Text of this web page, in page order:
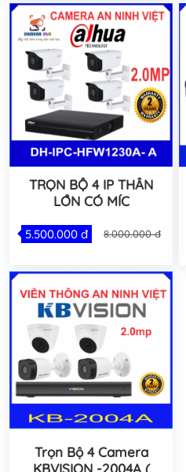
TRỌN BỘ 4 IP THÂN
LỚN CÓ MÍC
5.500.000 đ 8.000.000 đ
Trọn Bộ 4 Camera
KBVISION -2004A (